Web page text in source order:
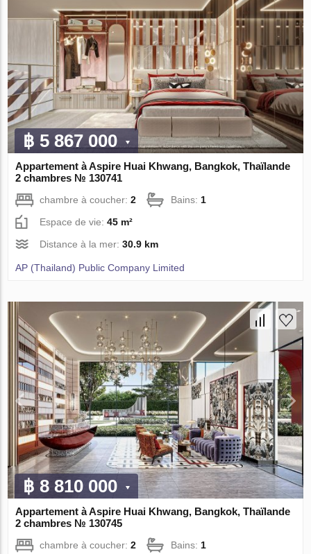
฿ 5 867 000
Appartement à Aspire Huai Khwang, Bangkok, Thaïlande
2 chambres № 130741
chambre à coucher:2 Bains:1
Espace de vie:45 m²
Distance à la mer:30.9 km
AP (Thailand) Public Company Limited
฿ 8 810 000
Appartement à Aspire Huai Khwang, Bangkok, Thaïlande
2 chambres № 130745
chambre à coucher:2 Bains: 1